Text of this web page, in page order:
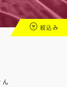
絞込み